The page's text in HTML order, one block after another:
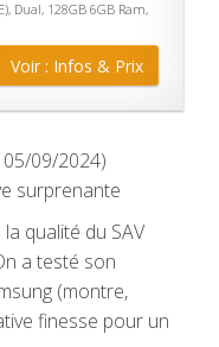
Dual, 128GB 6GB Ram,
Voir : Infos & Prix
09/2024)
surprenante
qualité du SAV
a testé son
(montre,
finesse pour un